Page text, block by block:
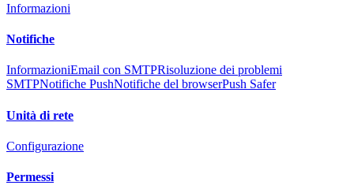
Informazioni
Notifiche
InformazioniEmail con SMTPRisoluzione dei problemi
SMTPNotifiche PushNotifiche del browserPush Safer
Unità di rete
Configurazione
Permessi